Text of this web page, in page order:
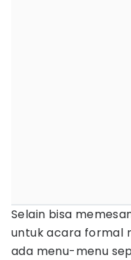
Selain bisa
untuk acara formal
ada menu-menu